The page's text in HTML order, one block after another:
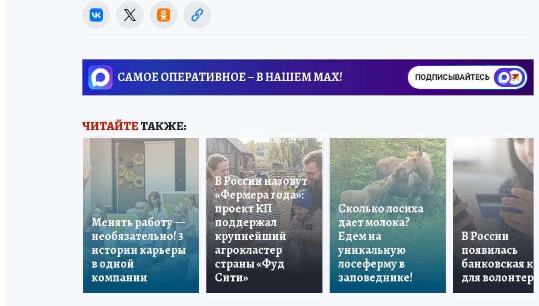
САМОЕ ОПЕРАТИВНОЕ – В НАШЕМ MAX! ПОДПИСЫВАЙТЕСЬ
ЧИТАЙТЕТАКЖЕ:
Менять работу —
необязательно! 3
истории карьеры
в одной
компании
В России назовут
«Фермера года»:
проект КП
поддержал
крупнейший
агрокластер
страны «Фуд
Сити»
Сколько лосиха
дает молока?
Едем на
уникальную
лосеферму в
заповеднике!
В России
появилась
банковская
для волонтеров